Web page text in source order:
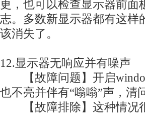
更，也可以检查显示器前面
志。多数新显示器都有这样
该消失了。
12.显示器无响应并有噪声
【故障问题】开启
也不亮并伴有“嗡嗡”声，清
【故障排除】这种情况